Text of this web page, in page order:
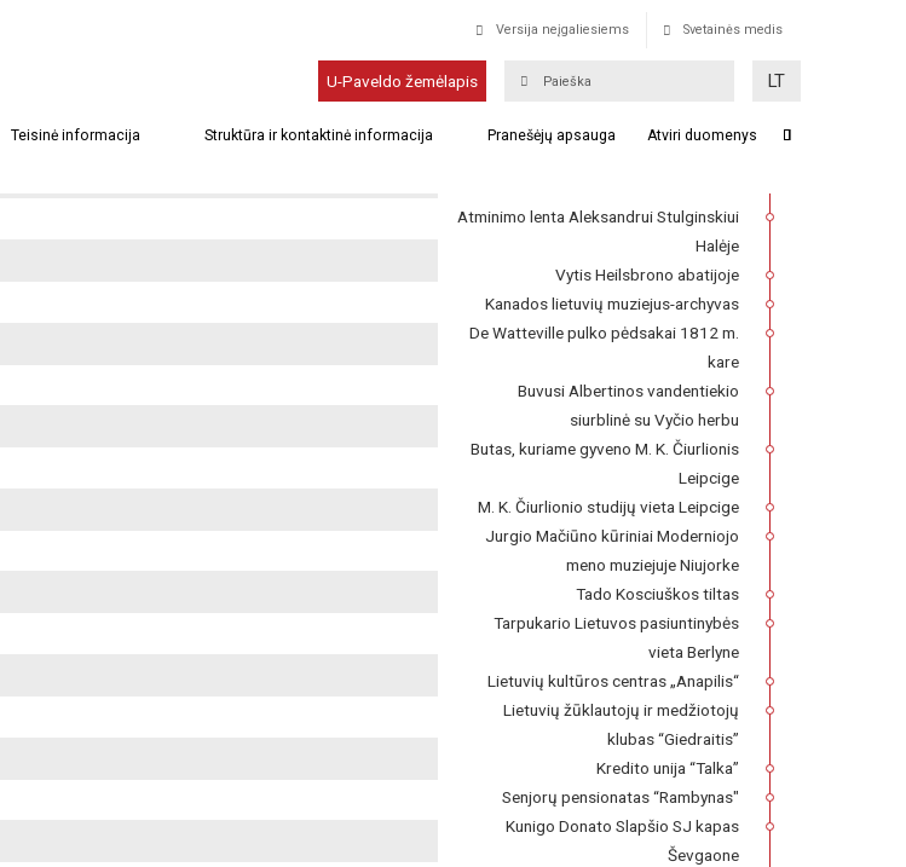
Versija neįgaliesiems Svetainės medis
U-Paveldo žemėlapis LT
Teisinė informacija Struktūra ir kontaktinė informacija Pranešėjų apsauga Atviri duomenys
Vasario 16-osios gimnazija
Franckesche Stiftungen kompleksas,
Atminimo lenta Aleksandrui Stulginskiui
Halėje
Vytis Heilsbrono abatijoje
Kanados lietuvių muziejus-archyvas
De Watteville pulko pėdsakai 1812 m.
kare
Buvusi Albertinos vandentiekio
siurblinė su Vyčio herbu
Butas, kuriame gyveno M. K. Čiurlionis
Leipcige
M. K. Čiurlionio studijų vieta Leipcige
Jurgio Mačiūno kūriniai Moderniojo
meno muziejuje Niujorke
Tado Kosciuškos tiltas
Tarpukario Lietuvos pasiuntinybės
vieta Berlyne
Lietuvių kultūros centras „Anapilis“
Lietuvių žūklautojų ir medžiotojų
klubas “Giedraitis”
Kredito unija “Talka”
Senjorų pensionatas “Rambynas"
Kunigo Donato Slapšio SJ kapas
Ševgaone